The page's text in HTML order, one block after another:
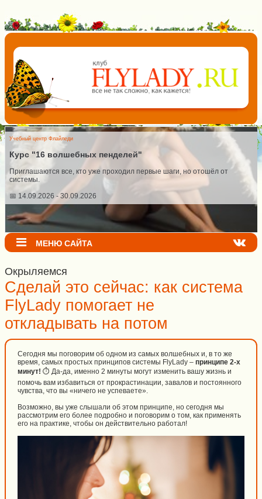
Учебный центр Флайледи
Курс "16 волшебных пенделей"
Приглашаются все, кто уже проходил первые шаги, но отошёл от
системы.
📅 14.09.2026 - 30.09.2026
МЕНЮ САЙТА
Окрыляемся
Сделай это сейчас: как система
FlyLady помогает не
откладывать на потом
Сегодня мы поговорим об одном из самых волшебных и, в то же
время, самых простых принципов системы FlyLady – принципе 2-х
минут! ⏱️ Да-да, именно 2 минуты могут изменить вашу жизнь и
помочь вам избавиться от прокрастинации, завалов и постоянного
чувства, что вы «ничего не успеваете».
Возможно, вы уже слышали об этом принципе, но сегодня мы
рассмотрим его более подробно и поговорим о том, как применять
его на практике, чтобы он действительно работал!